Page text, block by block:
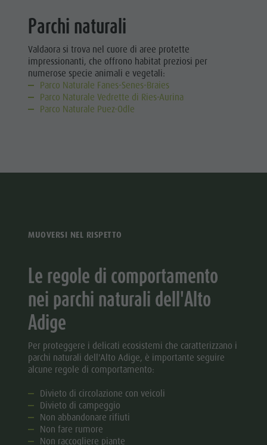
Parchi naturali
Valdaora si trova nel cuore di aree protette
impressionanti, che offrono habitat preziosi per
numerose specie animali e vegetali:
Parco Naturale Fanes-Senes-Braies
Parco Naturale Vedrette di Ries-Aurina
Parco Naturale Puez-Odle
MUOVERSI NEL RISPETTO
Le regole di comportamento
nei parchi naturali dell'Alto
Adige
Per proteggere i delicati ecosistemi che caratterizzano i
parchi naturali dell'Alto Adige, è importante seguire
alcune regole di comportamento:
Divieto di circolazione con veicoli
Divieto di campeggio
Non abbandonare rifiuti
Non fare rumore
Non raccogliere piante